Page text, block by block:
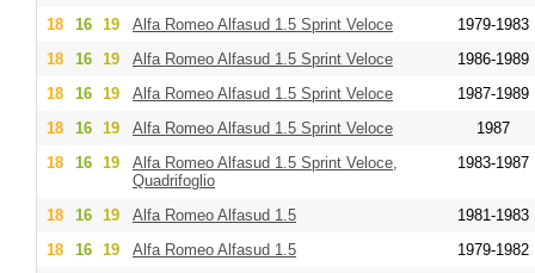
18
16 19 Alfa Romeo Alfasud 1.5 Sprint Veloce
1979-1983
18
16 19 Alfa Romeo Alfasud 1.5 Sprint Veloce
1986-1989
18
16 19 Alfa Romeo Alfasud 1.5 Sprint Veloce
1987-1989
18
16 19 Alfa Romeo Alfasud 1.5 Sprint Veloce
1987
18
16 19 Alfa Romeo Alfasud 1.5 Sprint Veloce,
Quadrifoglio
1983-1987
18 16 19 Alfa Romeo Alfasud 1.5
1981-1983
18
16 19 Alfa Romeo Alfasud 1.5
1979-1982